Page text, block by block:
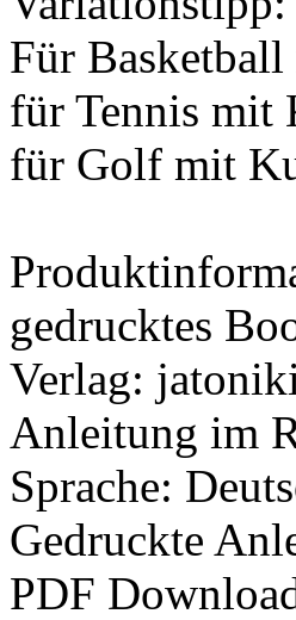
Für
für Tennis mit
für Golf mit
gedrucktes
Verlag:
Anleitung im
Sprache:
Gedruckte
PDF